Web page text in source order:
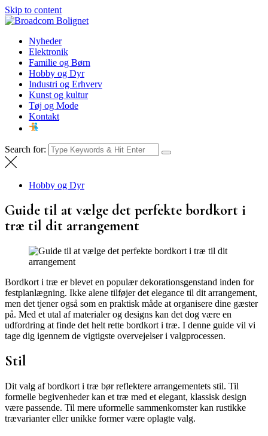
Skip to content
Broadcom Bolignet
NyhederNyheder
Elektronik
Familie og Børn
Hobby og Dyr
Industri og Erhverv
Kunst og kultur
Tøj og Mode
Kontakt
Search for:
Hobby og Dyr
Guide til at vælge det perfekte bordkort i
træ til dit arrangement
Bordkort i træ er blevet en populær dekorationsgenstand inden for
festplanlægning. Ikke alene tilføjer det elegance til dit arrangement,
men det tjener også som en praktisk måde at organisere dine gæster
på. Med et utal af materialer og designs kan det dog være en
udfordring at finde det helt rette bordkort i træ. I denne guide vil vi
tage dig igennem de vigtigste overvejelser i valgprocessen.
Stil
Dit valg af bordkort i træ bør reflektere arrangementets stil. Til
formelle begivenheder kan et træ med et elegant, klassisk design
være passende. Til mere uformelle sammenkomster kan rustikke
trævarianter eller unikke former være oplagte valg.